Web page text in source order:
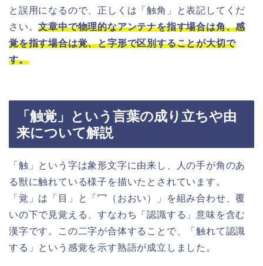
と誤用になるので、正しくは「触角」と表記してくだ
さい。文章中で物理的なアンテナを指す場合は角、感
覚を指す場合は覚、と字形で区別することが大切で
す。
「触覚」という言葉の成り立ちや由
来について解説
「触」という字は象形文字に由来し、人の手が角のあ
る獣に触れている様子を描いたとされています。
「覚」は「目」と「冖（おおい）」を組み合わせ、覆
いの下で見覚える、すなわち「認識する」意味を含む
漢字です。この二字が合体することで、「触れて認識
する」という感覚を示す熟語が成立しました。